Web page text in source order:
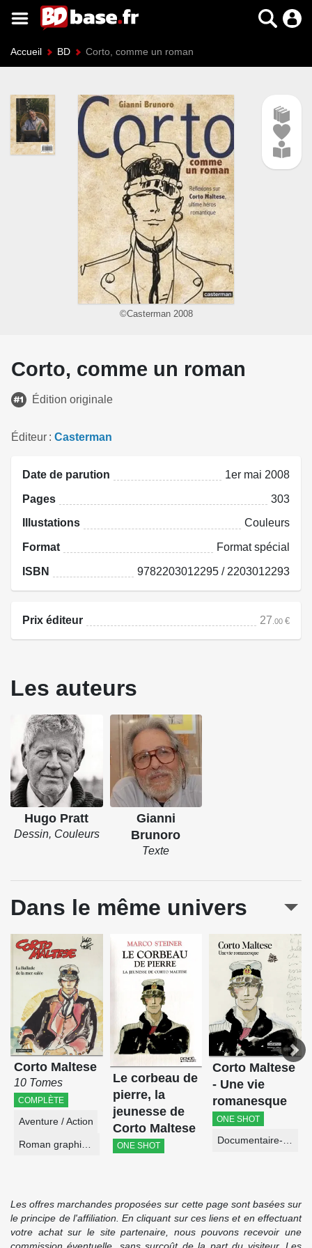
Accueil BD Corto, comme un roman
©Casterman 2008
Corto, comme un roman
Édition originale
Éditeur Casterman
Date de parution 1er mai 2008
Pages 303
Illustations Couleurs
Format Format spécial
ISBN 9782203012295 / 2203012293
Prix éditeur 27 .00 €
Les auteurs
Hugo Pratt
Dessin, Couleurs
Gianni
Brunoro
Texte
Dans le même univers
Corto Maltese
10 Tomes
COMPLÈTE
Aventure / Action
Roman graphique
Le corbeau de
pierre, la
jeunesse de
Corto Maltese
ONE SHOT
Corto Maltese
- Une vie
romanesque
ONE SHOT
Les offres marchandes proposées sur cette page sont basées sur
le principe de l'affiliation. En cliquant sur ces liens et en effectuant
votre achat sur le site partenaire, nous pouvons recevoir une